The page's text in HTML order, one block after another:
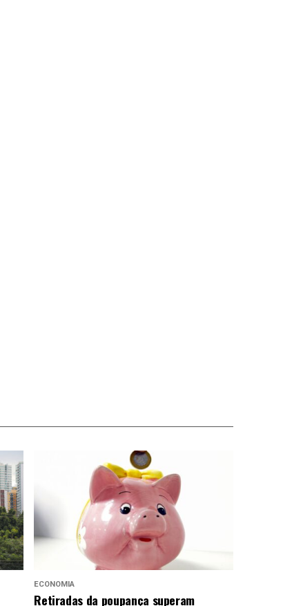
ECONOMIA
Retiradas da poupança superam